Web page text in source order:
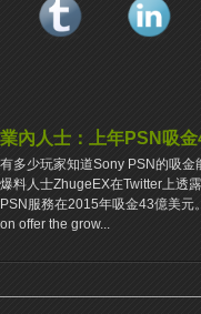
業內人士：上年PSN吸
有多少玩家知道Sony PSN的吸
爆料人士ZhugeEX在Twitter上透
PSN服務在2015年吸金43億美
on offer the grow...